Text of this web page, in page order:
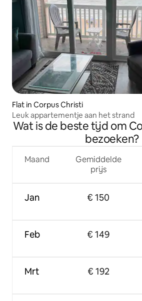
Flat in Corpus Christi
Leuk appartementje aan het strand
Wat is de beste tijd om
bezoeken?
Maand
Jan
Feb
Mrt
Gemiddelde
prijs
€ 150
€ 149
€ 192